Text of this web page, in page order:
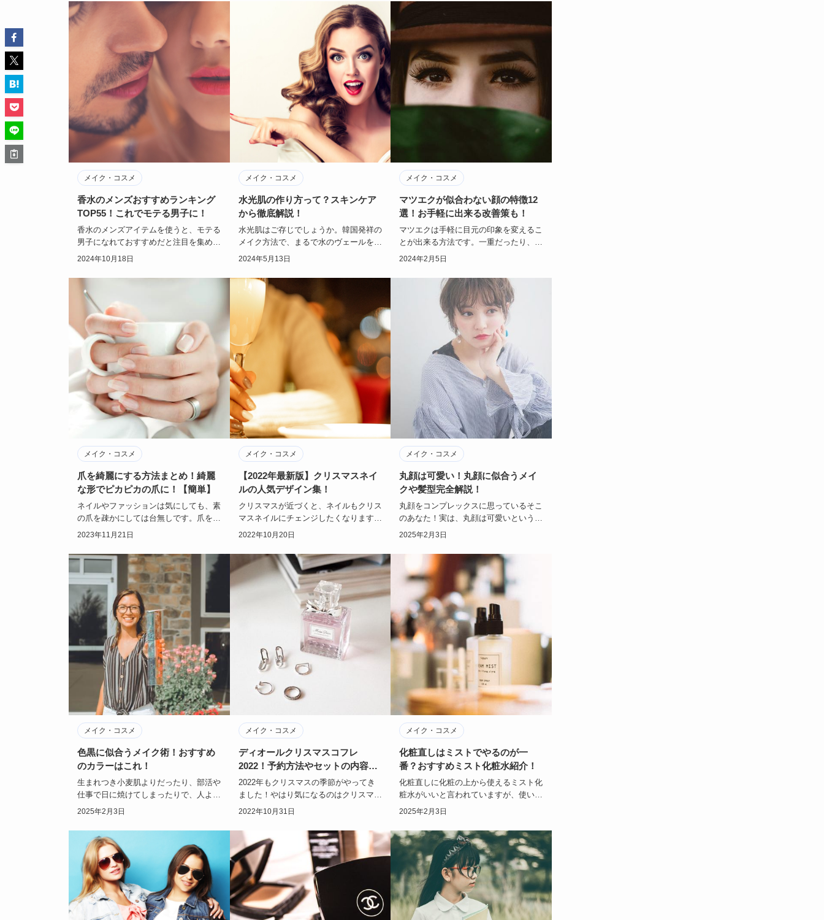
メイク・コスメ
香水のメンズおすすめランキング
TOP55！これでモテる男子に！
香水のメンズアイテムを使うと、モテる
男子になれておすすめだと注目を集めて
います。メンズ用の香水では、どんなブ
2024年10月18日
メイク・コスメ
水光肌の作り方って？スキンケア
から徹底解説！
水光肌はご存じでしょうか。韓国発祥の
メイク方法で、まるで水のヴェールをま
とったかのような美肌を作ることができ
2024年5月13日
メイク・コスメ
マツエクが似合わない顔の特徴12
選！お手軽に出来る改善策も！
マツエクは手軽に目元の印象を変えるこ
とが出来る方法です。一重だったり、目
が小さいと感じていたりする方は、マツ
2024年2月5日
メイク・コスメ
爪を綺麗にする方法まとめ！綺麗
な形でピカピカの爪に！【簡単】
ネイルやファッションは気にしても、素
の爪を疎かにしては台無しです。爪を綺
麗にする方法って知っているようで知ら
2023年11月21日
メイク・コスメ
【2022年最新版】クリスマスネイ
ルの人気デザイン集！
クリスマスが近づくと、ネイルもクリス
マスネイルにチェンジしたくなります
ね。2022年は、どんなクリスマスネイ
2022年10月20日
メイク・コスメ
丸顔は可愛い！丸顔に似合うメイ
クや髪型完全解説！
丸顔をコンプレックスに思っているそこ
のあなた！実は、丸顔は可愛いという意
見が多いんです。頬がふっくらとしてい
2025年2月3日
メイク・コスメ
色黒に似合うメイク術！おすすめ
のカラーはこれ！
生まれつき小麦肌よりだったり、部活や
仕事で日に焼けてしまったりで、人より
も色黒な方。色黒の方にとって、自分に
2025年2月3日
メイク・コスメ
ディオールクリスマスコフレ
2022！予約方法やセットの内容
は？
2022年もクリスマスの季節がやってき
ました！やはり気になるのはクリスマス
コフレ。SNSでも話題になっており、
2022年10月31日
メイク・コスメ
化粧直しはミストでやるのが一
番？おすすめミスト化粧水紹介！
化粧直しに化粧の上から使えるミスト化
粧水がいいと言われていますが、使い方
はどうやったらいいのでしょうか？！乳
2025年2月3日